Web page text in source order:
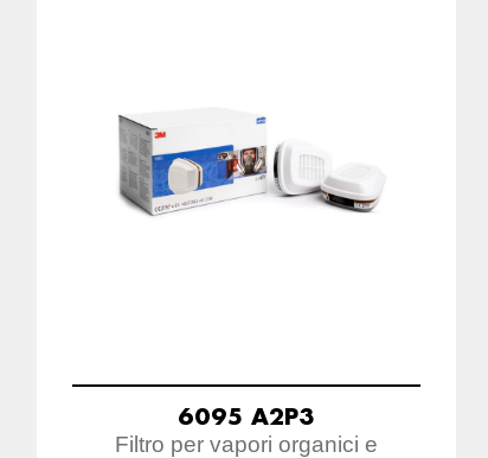
6095 A2P3
Filtro per vapori organici e